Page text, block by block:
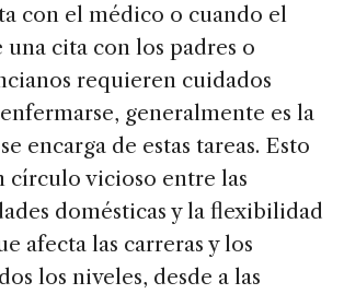
con el médico o cuando el
una cita con los padres o
requieren cuidados
generalmente es la
encarga de estas tareas. Esto
círculo vicioso entre las
domésticas y la flexibilidad
afecta las carreras y los
los niveles, desde a las